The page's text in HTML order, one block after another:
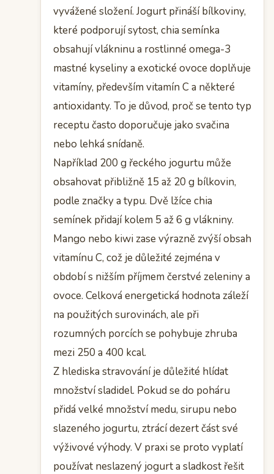
vyvážené složení. Jogurt přináší bílkoviny,
které podporují sytost, chia semínka
obsahují vlákninu a rostlinné omega-3
mastné kyseliny a exotické ovoce doplňuje
vitamíny, především vitamín C a některé
antioxidanty. To je důvod, proč se tento typ
receptu často doporučuje jako svačina
nebo lehká snídaně.
Například 200 g řeckého jogurtu může
obsahovat přibližně 15 až 20 g bílkovin,
podle značky a typu. Dvě lžíce chia
semínek přidají kolem 5 až 6 g vlákniny.
Mango nebo kiwi zase výrazně zvýší obsah
vitamínu C, což je důležité zejména v
období s nižším příjmem čerstvé zeleniny a
ovoce. Celková energetická hodnota záleží
na použitých surovinách, ale při
rozumných porcích se pohybuje zhruba
mezi 250 a 400 kcal.
Z hlediska stravování je důležité hlídat
množství sladidel. Pokud se do poháru
přidá velké množství medu, sirupu nebo
slazeného jogurtu, ztrácí dezert část své
výživové výhody. V praxi se proto vyplatí
používat neslazený jogurt a sladkost řešit